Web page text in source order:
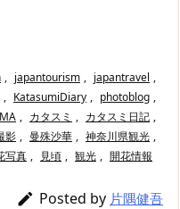
, japantourism , japantravel ,
, KatasumiDiary , photoblog ,
, カタスミ , カタスミ日記 ,
影 , 曼殊沙華 , 神奈川県観光 ,
写真 , 見頃 , 観光 , 開花情報
 Posted by 片隅健吾